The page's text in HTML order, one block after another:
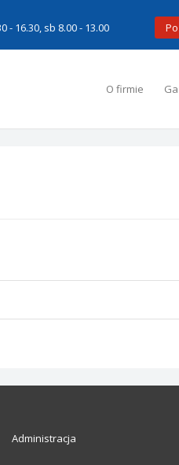
- 16.30, sb 8.00 - 13.00
O firmie
Administracja